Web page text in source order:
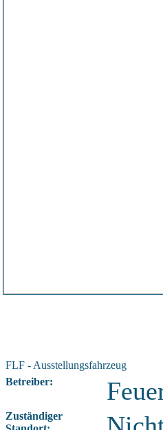
FLF - Ausstellungsfahrzeug
Betreiber:
Zuständiger